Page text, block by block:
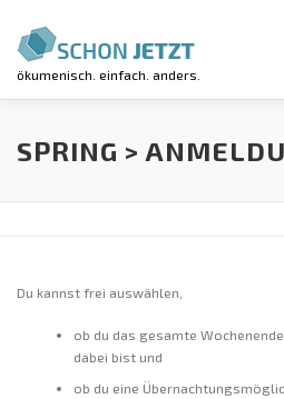
Inhalt
springen
ökumenisch. einfach. anders.
AKTUELLES
SPRING >
Du kannst frei auswählen,
ob du das gesamte
dabei bist und
ob du eine